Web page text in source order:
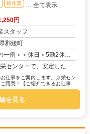
軽作業 …全て表示
円
スタッフ
郡綾町
（工場カレンダーによる）★ＧＷ・夏季・年末年始休暇あり★有給休暇あり※配属先により休...
を手に入れませんか？☆家具付き寮がすぐに利用可能！→ 敷金・礼金・鍵交換代も...
仕事をご案内します。京栄セン
用意！【ご紹介できるお仕事の
を見る